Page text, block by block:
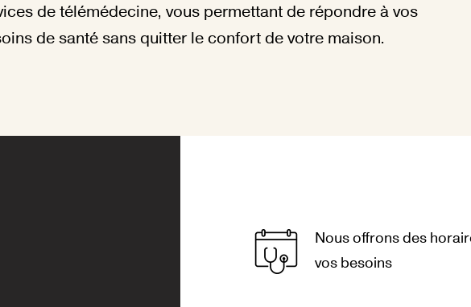
de télémédecine, vous permettant de répondre à vos
de santé sans quitter le confort de votre maison.
Nous offrons des
vos besoins